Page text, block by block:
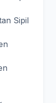
Sipil